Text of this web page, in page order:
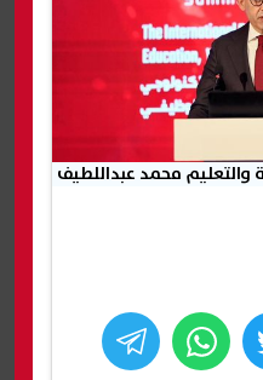
والتعليم محمد عبداللطيف